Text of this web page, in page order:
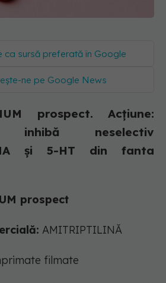
ca sursă preferată în Google
ne pe Google News
prospect. Acţiune:
inhibă neselectiv
şi 5-HT din fanta
prospect
AMITRIPTILINĂ
filmate